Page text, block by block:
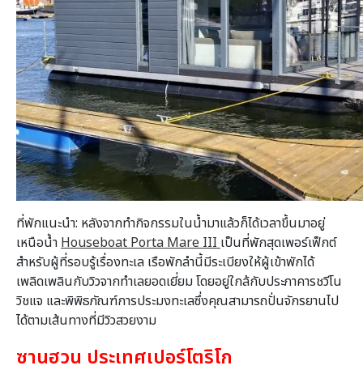
ที่พักแนะนำ: หลังจากทำกิจกรรมในน้ำมาแล้วก็ได้เวลาขึ้นมาอยู่
เหนือน้ำ Houseboat Porta Mare III เป็นที่พักสุดเพอร์เฟ็กต์
สำหรับผู้ที่รอบรู้เรื่องทะเล เรือพักลำนี้มีระเบียงให้ผู้เข้าพักได้
เพลิดเพลินกับวิวจากทำเลยอดเยี่ยม โดยอยู่ใกล้กับประภาคารชวีโน
วิชแจ และพิพิธภัณฑ์การประมงทะเลซึ่งคุณสามารถปั่นจักรยานไป
ได้ตามเส้นทางที่มีวิวสวยงาม
ซานฮวน ประเทศเปอร์โตริโก